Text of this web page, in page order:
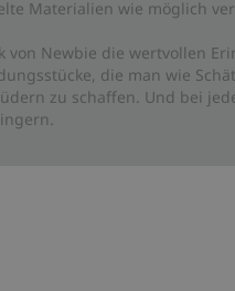
Materialien wie möglich
von Newbie die wertvollen
die man wie
zu schaffen. Und bei